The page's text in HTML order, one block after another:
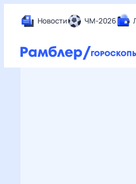
Новости ЧМ-2026